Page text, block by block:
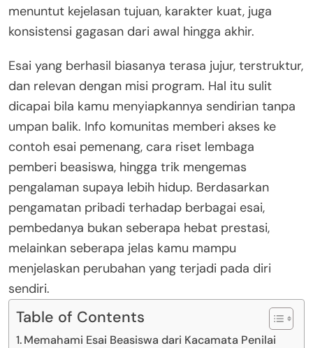
menuntut kejelasan tujuan, karakter kuat, juga
konsistensi gagasan dari awal hingga akhir.
Esai yang berhasil biasanya terasa jujur, terstruktur,
dan relevan dengan misi program. Hal itu sulit
dicapai bila kamu menyiapkannya sendirian tanpa
umpan balik. Info komunitas memberi akses ke
contoh esai pemenang, cara riset lembaga
pemberi beasiswa, hingga trik mengemas
pengalaman supaya lebih hidup. Berdasarkan
pengamatan pribadi terhadap berbagai esai,
pembedanya bukan seberapa hebat prestasi,
melainkan seberapa jelas kamu mampu
menjelaskan perubahan yang terjadi pada diri
sendiri.
Table of Contents
Memahami Esai Beasiswa dari Kacamata Penilai